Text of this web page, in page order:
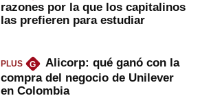
razones por la que los capitalinos
las prefieren para estudiar
PLUS G
Alicorp: qué ganó con la
compra del negocio de Unilever
en Colombia